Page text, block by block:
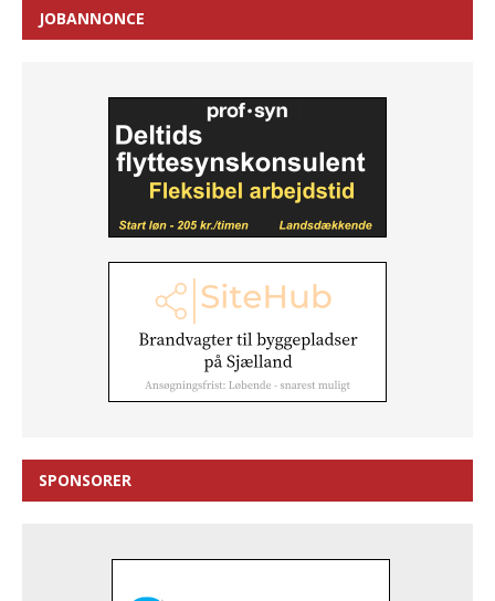
JOBANNONCE
SPONSORER